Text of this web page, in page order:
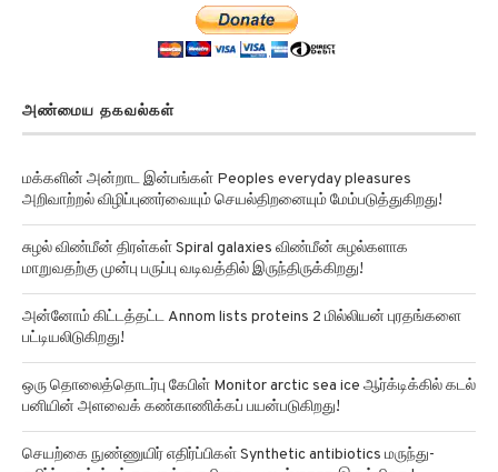
அறிவாற்றல் விழிப்புணர்வையும் செயல்திறனையும் மேம்படுத்துகிறது!
சுழல் விண்மீன் திரள்கள் Spiral galaxies விண்மீன் சுழல்களாக
மாறுவதற்கு முன்பு பருப்பு வடிவத்தில் இருந்திருக்கிறது!
அன்னோம் கிட்டத்தட்ட Annom lists proteins 2 மில்லியன் புரதங்களை
பட்டியலிடுகிறது!
ஒரு தொலைத்தொடர்பு கேபிள் Monitor arctic sea ice ஆர்க்டிக்கில் கடல்
பனியின் அளவைக் கண்காணிக்கப் பயன்படுகிறது!
செயற்கை நுண்ணுயிர் எதிர்ப்பிகள் Synthetic antibiotics மருந்து-
எதிர்ப்பு சூப்பர்பக்குகளுக்கு எதிராக பயனுள்ளதாக இருக்கிறது!